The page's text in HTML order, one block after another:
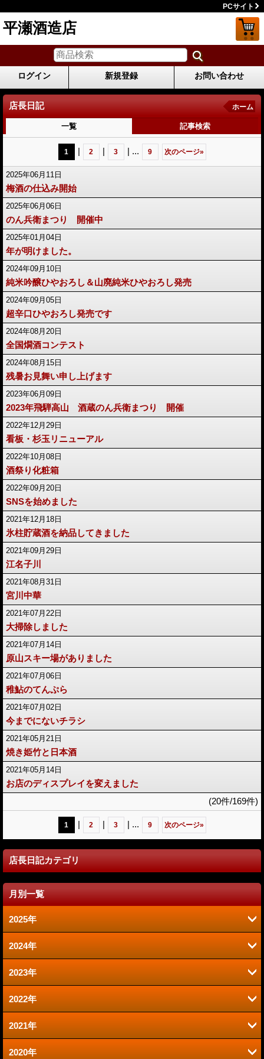
PCサイト
平瀬酒造店
ログイン 新規登録 お問い合わせ
店長日記 ホーム
一覧 記事検索
1 | 2 | 3 | ... 9 次のページ»
2025年06月11日
梅酒の仕込み開始
2025年06月06日
のん兵衛まつり 開催中
2025年01月04日
年が明けました。
2024年09月10日
純米吟醸ひやおろし＆山廃純米ひやおろし発売
2024年09月05日
超辛口ひやおろし発売です
2024年08月20日
全国燗酒コンテスト
2024年08月15日
残暑お見舞い申し上げます
2023年06月09日
2023年飛騨高山 酒蔵のん兵衛まつり 開催
2022年12月29日
看板・杉玉リニューアル
2022年10月08日
酒祭り化粧箱
2022年09月20日
SNSを始めました
2021年12月18日
氷柱貯蔵酒を納品してきました
2021年09月29日
江名子川
2021年08月31日
宮川中華
2021年07月22日
大掃除しました
2021年07月14日
原山スキー場がありました
2021年07月06日
稚鮎のてんぷら
2021年07月02日
今までにないチラシ
2021年05月21日
焼き姫竹と日本酒
2021年05月14日
お店のディスプレイを変えました
(20件/169件)
1 | 2 | 3 | ... 9 次のページ»
店長日記カテゴリ
月別一覧
2025年
6月 (2)
1月 (1)
2024年
9月 (2)
8月 (2)
2023年
6月 (1)
2022年
12月 (1)
10月 (1)
2021年
12月 (1)
2020年